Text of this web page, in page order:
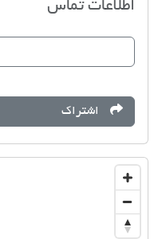
اطلاعات تماس
اشتراک